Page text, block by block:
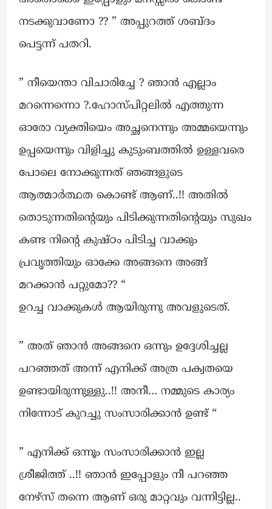
നടക്കുവാണോ ?? ” അപ്പുറത്ത് ശബ്ദം
പെട്ടന്ന് പതറി.
” നീയെന്താ വിചാരിച്ചേ ? ഞാൻ എല്ലാം
മറന്നെന്നൊ ?.ഹോസ്പിറ്റലിൽ എത്തുന്ന
ഓരോ വ്യക്തിയെം അച്ഛനെന്നും അമ്മയെന്നും
ഉപ്പയെന്നും വിളിച്ചു കുടുംബത്തിൽ ഉള്ളവരെ
പോലെ നോക്കുന്നത് ഞങ്ങളുടെ
ആത്മാർത്ഥത കൊണ്ട് ആണ്..!! അതിൽ
തൊടുന്നതിന്റെയും പിടിക്കുന്നതിന്റെയും സുഖം
കണ്ട നിന്റെ കുഷ്ഠം പിടിച്ച വാക്കും
പ്രവൃത്തിയും ഓക്കേ അങ്ങനെ അങ്ങ്
മറക്കാൻ പറ്റുമോ?? “
ഉറച്ച വാക്കുകൾ ആയിരുന്നു അവളുടെത്.
” അത് ഞാൻ അങ്ങനെ ഒന്നും ഉദ്ദേശിച്ചല്ല
പറഞ്ഞത് അന്ന് എനിക്ക് അത്ര പക്വതയെ
ഉണ്ടായിരുന്നുള്ളു..!! അനീ… നമ്മുടെ കാര്യം
നിന്നോട് കുറച്ചു സംസാരിക്കാൻ ഉണ്ട് “
” എനിക്ക് ഒന്നൂം സംസാരിക്കാൻ ഇല്ല
ശ്രീജിത്ത്‌ ..!! ഞാൻ ഇപ്പോളും നീ പറഞ്ഞ
നേഴ്സ് തന്നെ ആണ് ഒരു മാറ്റവും വന്നിട്ടില്ല..